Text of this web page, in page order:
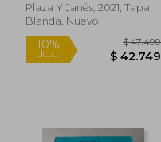
Plaza Y Janés, 2021, Tapa
Blanda, Nuevo